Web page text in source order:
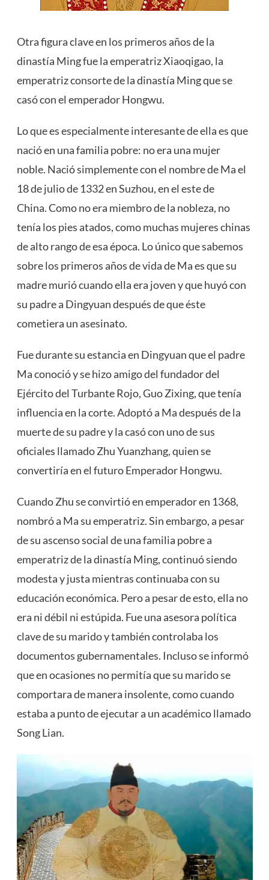
Otra figura clave en los primeros años de la
dinastía Ming fue la emperatriz Xiaoqigao, la
emperatriz consorte de la dinastía Ming que se
casó con el emperador Hongwu.
Lo que es especialmente interesante de ella es que
nació en una familia pobre: ​​no era una mujer
noble. Nació simplemente con el nombre de Ma el
18 de julio de 1332 en Suzhou, en el este de
China. Como no era miembro de la nobleza, no
tenía los pies atados, como muchas mujeres chinas
de alto rango de esa época. Lo único que sabemos
sobre los primeros años de vida de Ma es que su
madre murió cuando ella era joven y que huyó con
su padre a Dingyuan después de que éste
cometiera un asesinato.
Fue durante su estancia en Dingyuan que el padre
Ma conoció y se hizo amigo del fundador del
Ejército del Turbante Rojo, Guo Zixing, que tenía
influencia en la corte. Adoptó a Ma después de la
muerte de su padre y la casó con uno de sus
oficiales llamado Zhu Yuanzhang, quien se
convertiría en el futuro Emperador Hongwu.
Cuando Zhu se convirtió en emperador en 1368,
nombró a Ma su emperatriz. Sin embargo, a pesar
de su ascenso social de una familia pobre a
emperatriz de la dinastía Ming, continuó siendo
modesta y justa mientras continuaba con su
educación económica. Pero a pesar de esto, ella no
era ni débil ni estúpida. Fue una asesora política
clave de su marido y también controlaba los
documentos gubernamentales. Incluso se informó
que en ocasiones no permitía que su marido se
comportara de manera insolente, como cuando
estaba a punto de ejecutar a un académico llamado
Song Lian.